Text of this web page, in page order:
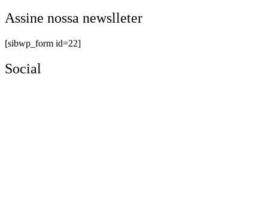
Assine nossa newslleter
[sibwp_form id=22]
Social